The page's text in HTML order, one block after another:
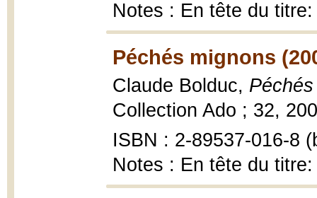
Notes : En tête du
Péchés mignons
Claude Bolduc,
Collection Ado ; 32,
ISBN : 2-89537-016-8
Notes : En tête du